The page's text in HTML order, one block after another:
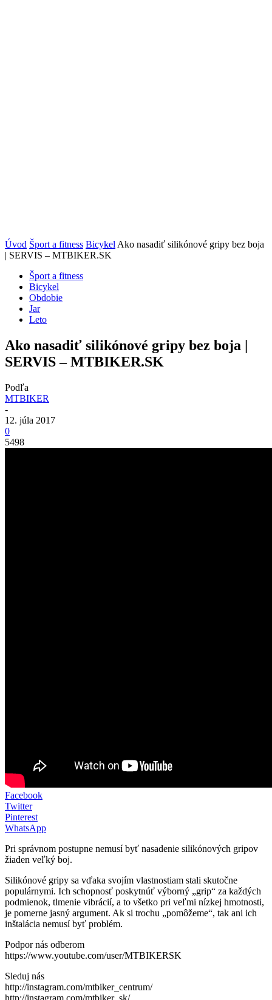
Úvod Šport a fitness Bicykel Ako nasadiť silikónové gripy bez boja
| SERVIS – MTBIKER.SK
Šport a fitness
Bicykel
Obdobie
Jar
Leto
Ako nasadiť silikónové gripy bez boja |
SERVIS – MTBIKER.SK
Podľa
MTBIKER
-
12. júla 2017
0
5498
Facebook
Twitter
Pinterest
WhatsApp
Pri správnom postupne nemusí byť nasadenie silikónových gripov
žiaden veľký boj.
Silikónové gripy sa vďaka svojím vlastnostiam stali skutočne
populárnymi. Ich schopnosť poskytnúť výborný „grip“ za každých
podmienok, tlmenie vibrácií, a to všetko pri veľmi nízkej hmotnosti,
je pomerne jasný argument. Ak si trochu „pomôžeme“, tak ani ich
inštalácia nemusí byť problém.
Podpor nás odberom
https://www.youtube.com/user/MTBIKERSK
Sleduj nás
http://instagram.com/mtbiker_centrum/
http://instagram.com/mtbiker_sk/